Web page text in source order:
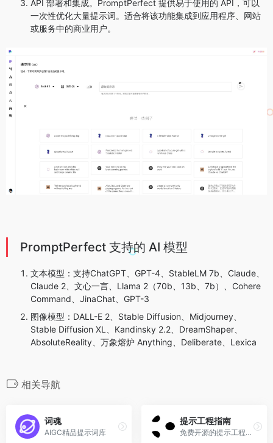
API 部署和集成。PromptPerfect 提供易于使用的 API，可以
一次性优化大量提示词。适合将该功能集成到应用程序、网站
或服务中的商业用户。
PromptPerfect 支持的 AI 模型
文本模型：支持ChatGPT、GPT-4、StableLM 7b、Claude、
Claude 2、文心一言、Llama 2（70b、13b、7b）、Cohere
Command、JinaChat、GPT-3
图像模型：DALL-E 2、Stable Diffusion、Midjourney、
Stable Diffusion XL、Kandinsky 2.2、DreamShaper、
AbsoluteReality、万象熔炉 Anything、Deliberate、Lexica
相关导航
词魂
AIGC精品提示词库
提示工程指南
免费开源的提示工程指南，GitHub标星超3万